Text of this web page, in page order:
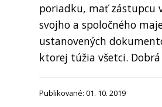
poriadku, mať zástupcu
svojho a spoločného
ustanovených
ktorej túžia všetci.
Publikované: 01. 10. 2019